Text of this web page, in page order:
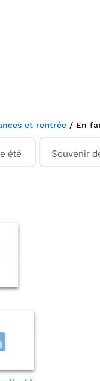
et rentrée / En
été Souvenir